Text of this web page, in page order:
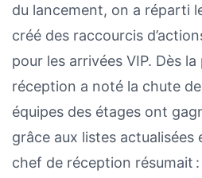
du lancement, on a réparti
créé des raccourcis
pour les arrivées VIP. Dès
réception a noté la chute
équipes des étages ont
grâce aux listes actualisées
chef de réception résumait